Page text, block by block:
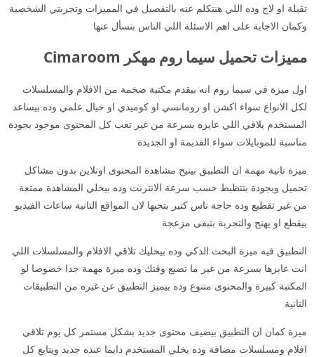
تقيلة او لاج وده اللي هنتكلم عنه بالتفصيل في المميزات وتجربتي الشخصية
وكمان الاجابة على اهم الاسئلة اللي الناس بتسأل عنها
مميزات تحميل سيما روم مهكر Cimaroom
اول ميزة في سيما روم انه بيقدم مكتبة ضخمة من الافلام والمسلسلات
لكل الانواع سواء اكشن او رومانسي او كوميدي او خيال علمي وده بيساعد
المستخدم يلاقي اللي عايزه بسرعة من غير تعب كل المحتوى موجود بجودة
مناسبة للموبايلات سواء القديمة او الجديدة
ميزة تانية مهمة ان التطبيق بيتيح مشاهدة المحتوى اونلاين بدون مشاكل
تحميل وبجودة بتتظبط حسب سرعة الانترنت وده بيخلي المشاهدة ممتعة
من غير تقطيع وده حاجة ناس كتير بتحبها لان المواقع التانية ساعات الفيديو
بيقطع او يهنج والتجربة بتبقى مزعجة
التطبيق فيه ميزة البحث الذكي وده بيخليك تلاقي الافلام والمسلسلات اللي
انت عايزها بسرعة من غير ما تضيع وقتك وده ميزة مهمة جدا خصوصا لو
المكتبة كبيرة والمحتوى متنوع وده بيميز التطبيق عن غيره من التطبيقات
التانية
ميزة كمان ان التطبيق بيضيف محتوى جديد بشكل مستمر كل يوم تلاقي
افلام ومسلسلات مضافة وده يخلي المستخدم دايما عنده جديد ويتابع كل